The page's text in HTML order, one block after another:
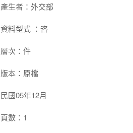
產生者：外交部
資料型式 ：咨
層次：件
版本：原檔
民國05年12月
頁數：1